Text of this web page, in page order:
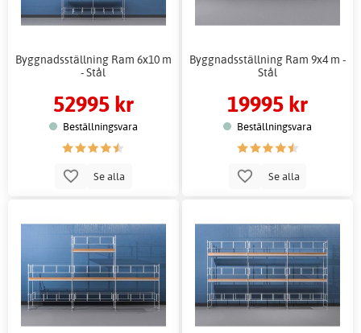
Byggnadsställning Ram 6x10 m
- Stål
52995 kr
Beställningsvara
Se alla
Byggnadsställning Ram 9x4 m -
Stål
19995 kr
Beställningsvara
Se alla